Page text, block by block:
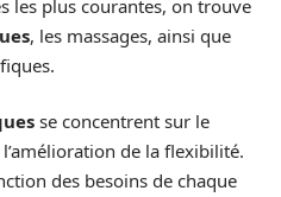
les plus courantes, on trouve
, les massages, ainsi que
se concentrent sur le
de la flexibilité.
des besoins de chaque